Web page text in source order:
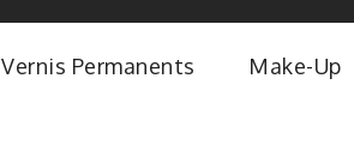
Vernis Permanents Make-Up